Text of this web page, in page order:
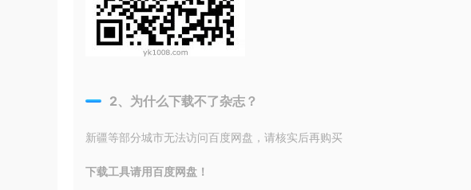
2、为什么下载不了杂志？
新疆等部分城市无法访问百度网盘，请核实后再购买
下载工具请用百度网盘！